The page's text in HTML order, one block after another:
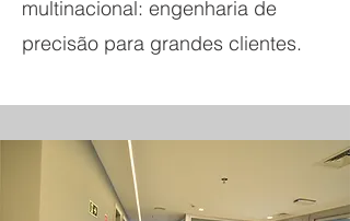
multinacional: engenharia de
precisão para grandes clientes.